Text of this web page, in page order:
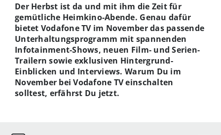
Der Herbst ist da und mit ihm die Zeit für
gemütliche Heimkino-Abende. Genau dafür
bietet Vodafone TV im November das passende
Unterhaltungsprogramm mit spannenden
Infotainment-Shows, neuen Film- und Serien-
Trailern sowie exklusiven Hintergrund-
Einblicken und Interviews. Warum Du im
November bei Vodafone TV einschalten
solltest, erfährst Du jetzt.